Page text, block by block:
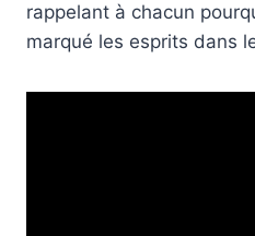
rappelant à chacun
marqué les esprits dans